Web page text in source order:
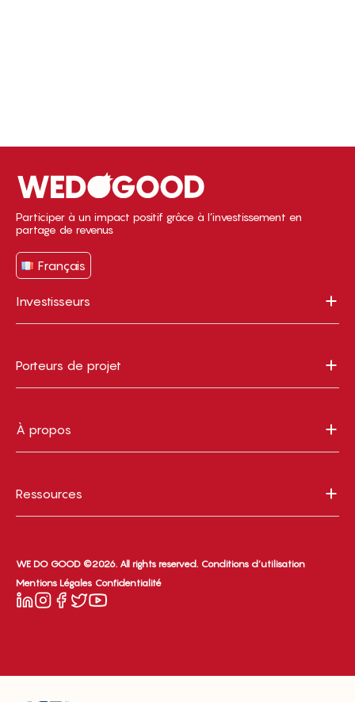
Participer à un impact positif grâce à l’investissement en
partage de revenus
Français
Investisseurs
Porteurs de projet
À propos
Ressources
WE DO GOOD ©2026. All rights reserved. Conditions d’utilisation
Mentions Légales Confidentialité